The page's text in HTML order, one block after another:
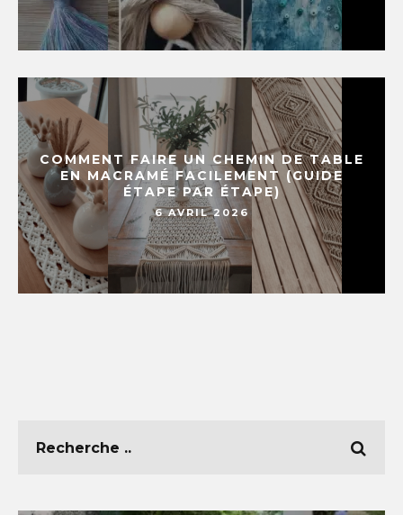
COMMENT FAIRE UN CHEMIN DE TABLE
EN MACRAMÉ FACILEMENT (GUIDE
ÉTAPE PAR ÉTAPE)
6 AVRIL 2026